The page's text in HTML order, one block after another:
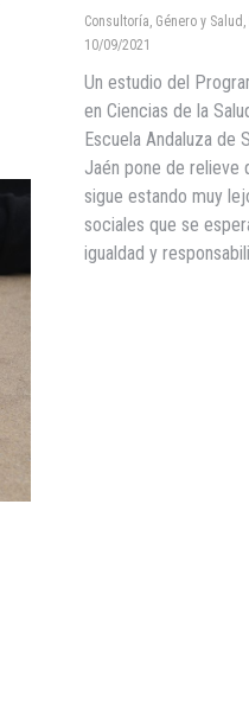
Consultoría, Género y Salud ,
10/09/2021
Un estudio del
en Ciencias de la
Escuela Andaluza de
Jaén pone de relieve
sigue estando muy
sociales que se
igualdad y